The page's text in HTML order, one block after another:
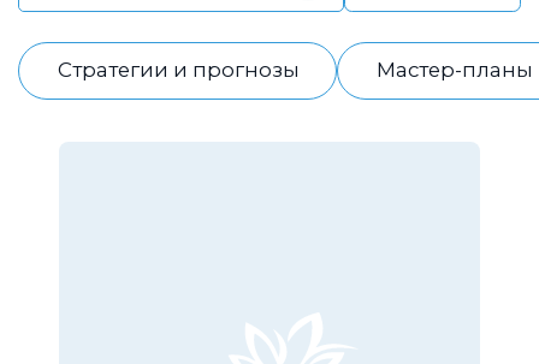
Стратегии и прогнозы Мастер-планы